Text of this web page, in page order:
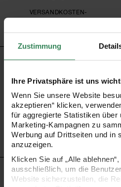
Zustimmung
Ihre Privatsphäre ist uns
Wenn Sie unsere Website
akzeptieren“ klicken,
für aggregierte Statistiken über
Marketing-Kampagnen zu
Werbung auf Drittseiten und in
anzuzeigen.
Klicken Sie auf „Alle
ausschließlich, um die
Website sicherzustellen, die
VERSAND­KOSTEN­
FREI AB 34,99 €
Material 100%
Artikel-Nr. 7092.13.82
Bestell-Nr. 3341841